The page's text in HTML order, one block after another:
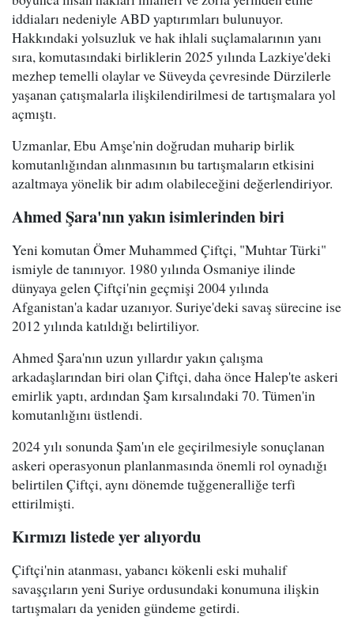
iddiaları nedeniyle ABD yaptırımları bulunuyor.
Hakkındaki yolsuzluk ve hak ihlali suçlamalarının yanı
sıra, komutasındaki birliklerin 2025 yılında Lazkiye'deki
mezhep temelli olaylar ve Süveyda çevresinde Dürzilerle
yaşanan çatışmalarla ilişkilendirilmesi de tartışmalara yol
açmıştı.
Uzmanlar, Ebu Amşe'nin doğrudan muharip birlik
komutanlığından alınmasının bu tartışmaların etkisini
azaltmaya yönelik bir adım olabileceğini değerlendiriyor.
Ahmed Şara'nın yakın isimlerinden biri
Yeni komutan Ömer Muhammed Çiftçi, "Muhtar Türki"
ismiyle de tanınıyor. 1980 yılında Osmaniye ilinde
dünyaya gelen Çiftçi'nin geçmişi 2004 yılında
Afganistan'a kadar uzanıyor. Suriye'deki savaş sürecine ise
2012 yılında katıldığı belirtiliyor.
Ahmed Şara'nın uzun yıllardır yakın çalışma
arkadaşlarından biri olan Çiftçi, daha önce Halep'te askeri
emirlik yaptı, ardından Şam kırsalındaki 70. Tümen'in
komutanlığını üstlendi.
2024 yılı sonunda Şam'ın ele geçirilmesiyle sonuçlanan
askeri operasyonun planlanmasında önemli rol oynadığı
belirtilen Çiftçi, aynı dönemde tuğgeneralliğe terfi
ettirilmişti.
Kırmızı listede yer alıyordu
Çiftçi'nin atanması, yabancı kökenli eski muhalif
savaşçıların yeni Suriye ordusundaki konumuna ilişkin
tartışmaları da yeniden gündeme getirdi.